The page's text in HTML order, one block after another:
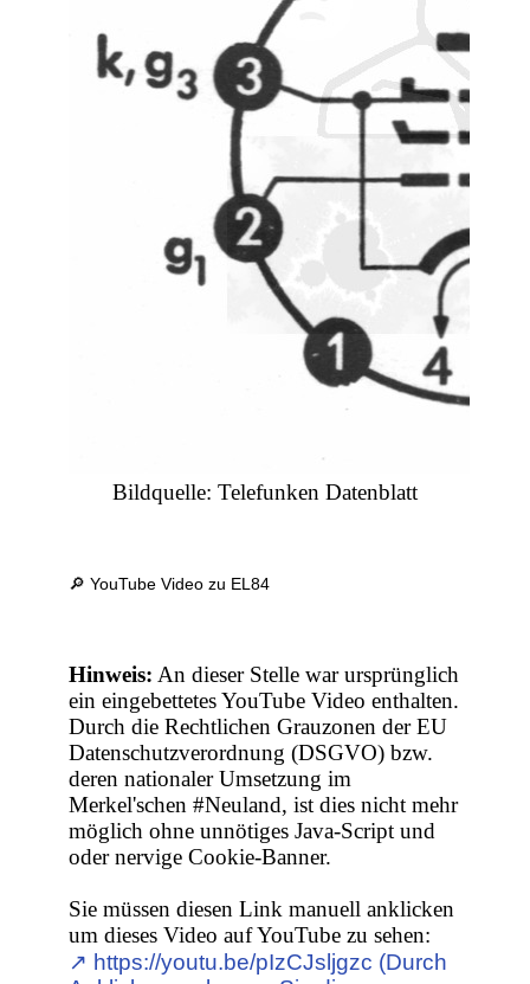
Bildquelle: Telefunken Datenblatt
🔎 YouTube Video zu EL84
Hinweis: An dieser Stelle war ursprünglich
ein eingebettetes YouTube Video enthalten.
Durch die Rechtlichen Grauzonen der EU
Datenschutzverordnung (DSGVO) bzw.
deren nationaler Umsetzung im
Merkel'schen #Neuland, ist dies nicht mehr
möglich ohne unnötiges Java-Script und
oder nervige Cookie-Banner.
Sie müssen diesen Link manuell anklicken
um dieses Video auf YouTube zu sehen:
↗︎ https://youtu.be/pIzCJsljgzc (Durch